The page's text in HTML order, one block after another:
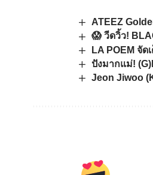
ATEEZ
😱 วีดวิ้ว!
LA POEM จั
ปังมากแม่!
Jeon Jiwoo